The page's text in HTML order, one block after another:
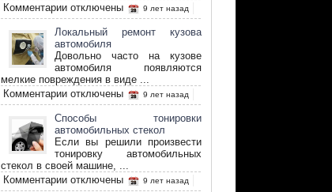
Комментариик
записи
Как
выбрать
прибор
алкотестер
отключены 9 лет назад
Локальный ремонт кузова
автомобиля
Довольно часто на кузове
автомобиля появляются
мелкие повреждения в виде ...
Комментариик
записи
Локальный
ремонт
кузова
автомобиля
отключены 9 лет назад
Способы тонировки
автомобильных стекол
Если вы решили произвести
тонировку автомобильных
стекол в своей машине, ...
Комментариикотключены 9 лет назад